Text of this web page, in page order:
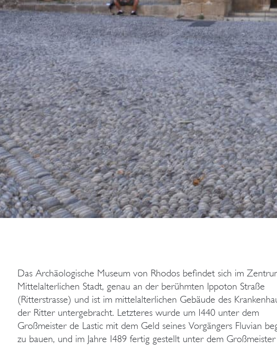
Das Archäologische Museum von Rhodos befindet sich im
Mittelalterlichen Stadt, genau an der berühmten Ippoton Straße
(Ritterstrasse) und ist im mittelalterlichen Gebäude des
der Ritter untergebracht. Letzteres wurde um 1440 unter dem
Großmeister de Lastic mit dem Geld seines Vorgängers Fluvian
zu bauen, und im Jahre 1489 fertig gestellt unter dem Großmeister